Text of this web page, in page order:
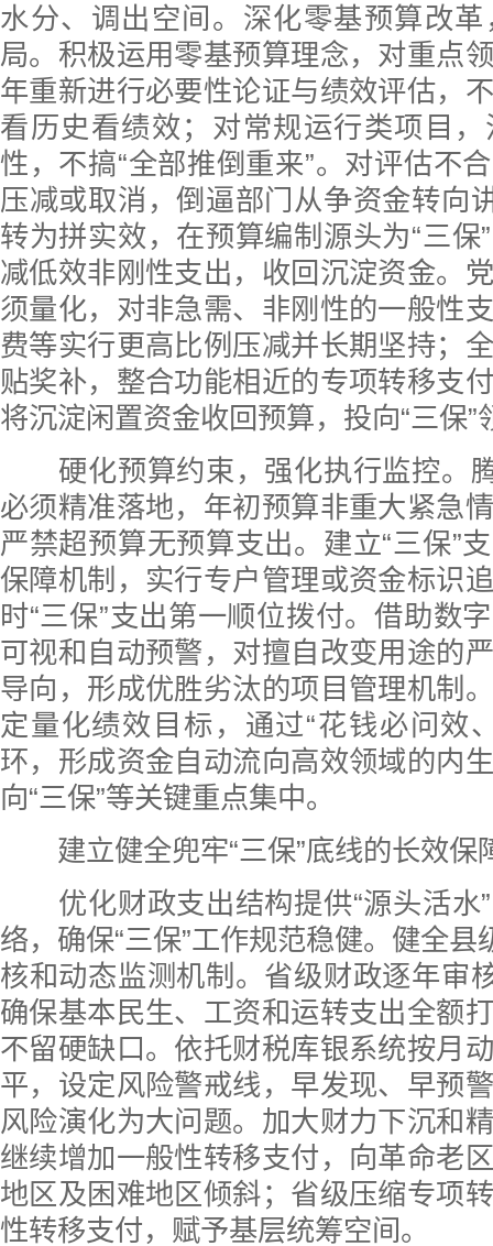
水分、调出空间。深化零基预算改
局。积极运用零基预算理念，对重点
年重新进行必要性论证与绩效评估，
看历史看绩效；对常规运行类项目
性，不搞“全部推倒重来”。对评估不
压减或取消，倒逼部门从争资金转向
转为拼实效，在预算编制源头为“三保
减低效非刚性支出，收回沉淀资金。
须量化，对非急需、非刚性的一般性
费等实行更高比例压减并长期坚持；
贴奖补，整合功能相近的专项转移支
将沉淀闲置资金收回预算，投向“三保”
硬化预算约束，强化执行监控。腾
必须精准落地，年初预算非重大紧急
严禁超预算无预算支出。建立“三保”
保障机制，实行专户管理或资金标识
时“三保”支出第一顺位拨付。借助数
可视和自动预警，对擅自改变用途的
导向，形成优胜劣汰的项目管理机制
定量化绩效目标，通过“花钱必问效
环，形成资金自动流向高效领域的内
向“三保”等关键重点集中。
建立健全兜牢“三保”底线的长效保
优化财政支出结构提供“源头活水”
络，确保“三保”工作规范稳健。健全县
核和动态监测机制。省级财政逐年审
确保基本民生、工资和运转支出全额
不留硬缺口。依托财税库银系统按月
平，设定风险警戒线，早发现、早预
风险演化为大问题。加大财力下沉和
继续增加一般性转移支付，向革命老
地区及困难地区倾斜；省级压缩专项
性转移支付，赋予基层统筹空间。